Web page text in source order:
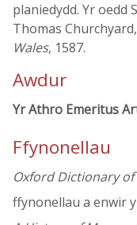
planiedydd. Yr oedd
Thomas
Wales, 1587.
Awdur
Yr Athro Emeritus
Ffynonellau
Oxford Dictionary
ffynonellau a enwir